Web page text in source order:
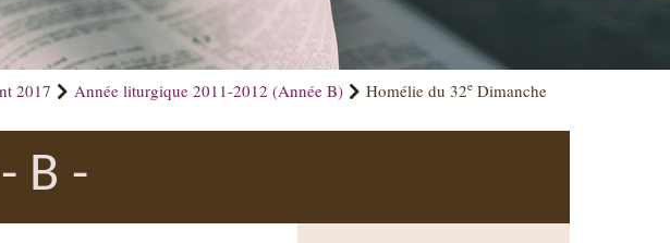
2017 Année liturgique 2011-2012 (Année B) Homélie du 32e Dimanche
B -